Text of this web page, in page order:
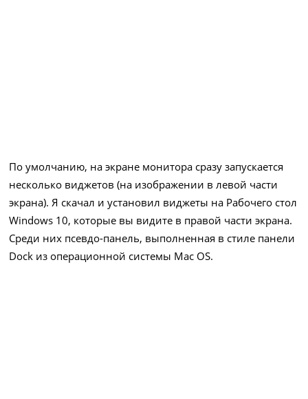
По умолчанию, на экране монитора сразу запускается
несколько виджетов (на изображении в левой части
экрана). Я скачал и установил виджеты на Рабочего стол
Windows 10, которые вы видите в правой части экрана.
Среди них псевдо-панель, выполненная в стиле панели
Dock из операционной системы Mac OS.